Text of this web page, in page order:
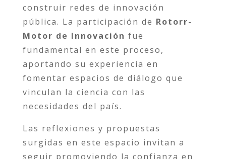
construir redes de innovación
pública. La participación de Rotorr-
Motor de Innovación fue
fundamental en este proceso,
aportando su experiencia en
fomentar espacios de diálogo que
vinculan la ciencia con las
necesidades del país.
Las reflexiones y propuestas
surgidas en este espacio invitan a
seguir promoviendo la confianza en